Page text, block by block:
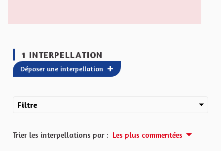
1 INTERPELLATION
Déposer une interpellation
Filtre
Trier les interpellations par : Les plus commentées